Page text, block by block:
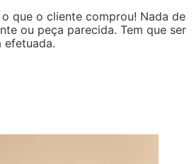
que o cliente comprou! Nada de
ou peça parecida. Tem que ser
efetuada.